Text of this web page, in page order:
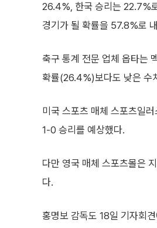
26.4%, 한국 승리는 22.7%
경기가 될 확률을 57.8%로
축구 통계 전문 업체 옵타는
확률(26.4%)보다도 낮은 수
미국 스포츠 매체 스포츠일
1-0 승리를 예상했다.
다만 영국 매체 스포츠몰은
다.
홍명보 감독도 18일 기자회